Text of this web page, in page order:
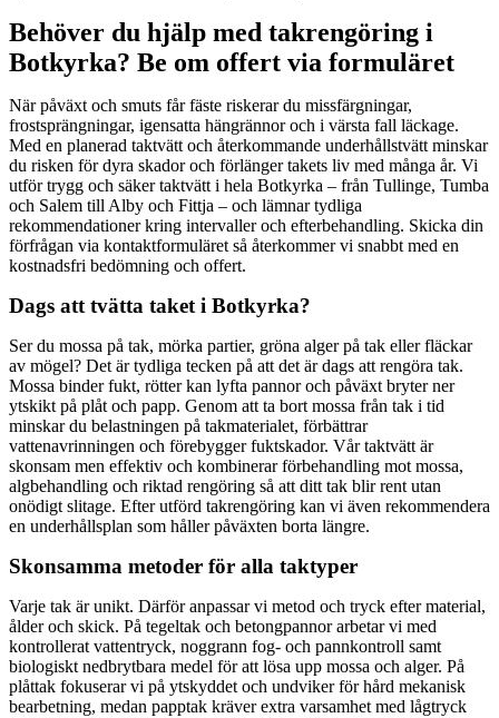
Behöver du hjälp med takrengöring i
Botkyrka? Be om offert via formuläret
När påväxt och smuts får fäste riskerar du missfärgningar,
frostsprängningar, igensatta hängrännor och i värsta fall läckage.
Med en planerad taktvätt och återkommande underhållstvätt minskar
du risken för dyra skador och förlänger takets liv med många år. Vi
utför trygg och säker taktvätt i hela Botkyrka – från Tullinge, Tumba
och Salem till Alby och Fittja – och lämnar tydliga
rekommendationer kring intervaller och efterbehandling. Skicka din
förfrågan via kontaktformuläret så återkommer vi snabbt med en
kostnadsfri bedömning och offert.
Dags att tvätta taket i Botkyrka?
Ser du mossa på tak, mörka partier, gröna alger på tak eller fläckar
av mögel? Det är tydliga tecken på att det är dags att rengöra tak.
Mossa binder fukt, rötter kan lyfta pannor och påväxt bryter ner
ytskikt på plåt och papp. Genom att ta bort mossa från tak i tid
minskar du belastningen på takmaterialet, förbättrar
vattenavrinningen och förebygger fuktskador. Vår taktvätt är
skonsam men effektiv och kombinerar förbehandling mot mossa,
algbehandling och riktad rengöring så att ditt tak blir rent utan
onödigt slitage. Efter utförd takrengöring kan vi även rekommendera
en underhållsplan som håller påväxten borta längre.
Skonsamma metoder för alla taktyper
Varje tak är unikt. Därför anpassar vi metod och tryck efter material,
ålder och skick. På tegeltak och betongpannor arbetar vi med
kontrollerat vattentryck, noggrann fog- och pannkontroll samt
biologiskt nedbrytbara medel för att lösa upp mossa och alger. På
plåttak fokuserar vi på ytskyddet och undviker för hård mekanisk
bearbetning, medan papptak kräver extra varsamhet med lågtryck